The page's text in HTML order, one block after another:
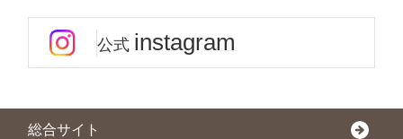
公式 instagram
総合サイト